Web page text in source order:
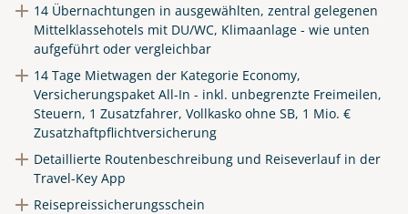
14 Übernachtungen in ausgewählten, zentral gelegenen
Mittelklassehotels mit DU/WC, Klimaanlage - wie unten
aufgeführt oder vergleichbar
14 Tage Mietwagen der Kategorie Economy,
Versicherungspaket All-In - inkl. unbegrenzte Freimeilen,
Steuern, 1 Zusatzfahrer, Vollkasko ohne SB, 1 Mio. €
Zusatzhaftpflichtversicherung
Detaillierte Routenbeschreibung und Reiseverlauf in der
Travel-Key App
Reisepreissicherungsschein